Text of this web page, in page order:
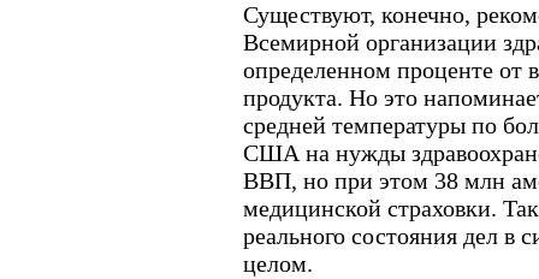
Существуют, конечно,
Всемирной организации
определенном проценте от
продукта. Но это
средней температуры по
США на нужды
ВВП, но при этом 38 млн
медицинской страховки.
реального состояния дел в
целом.